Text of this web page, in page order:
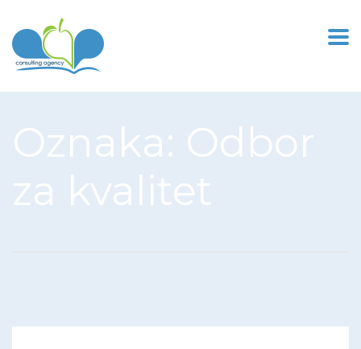
Oznaka: Odbor
za kvalitet